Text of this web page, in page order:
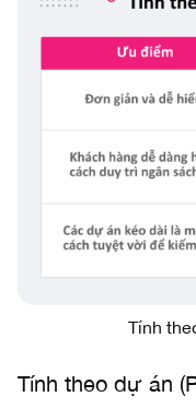
Tính
Tính theo dự án